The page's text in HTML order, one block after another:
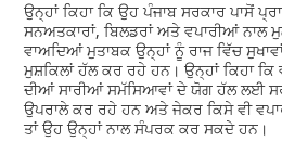
ਉਨ੍ਹਾਂ ਕਿਹਾ ਕਿ ਉਹ ਪੰਜਾਬ ਸਰਕਾਰ ਪਾਸੋਂ
ਸਨਅਤਕਾਰਾਂ, ਬਿਲਡਰਾਂ ਅਤੇ ਵਪਾਰੀਆਂ ਨਾਲ
ਵਾਅਦਿਆਂ ਮੁਤਾਬਕ ਉਨ੍ਹਾਂ ਨੂੰ ਰਾਜ ਵਿੱਚ
ਮੁਸ਼ਕਿਲਾਂ ਹੱਲ ਕਰ ਰਹੇ ਹਨ। ਉਨ੍ਹਾਂ ਕਿਹਾ
ਦੀਆਂ ਸਾਰੀਆਂ ਸਮੱਸਿਆਵਾਂ ਦੇ ਯੋਗ ਹੱਲ ਲਈ
ਉਪਰਾਲੇ ਕਰ ਰਹੇ ਹਨ ਅਤੇ ਜੇਕਰ ਕਿਸੇ ਵੀ
ਤਾਂ ਉਹ ਉਨ੍ਹਾਂ ਨਾਲ ਸੰਪਰਕ ਕਰ ਸਕਦੇ ਹਨ।